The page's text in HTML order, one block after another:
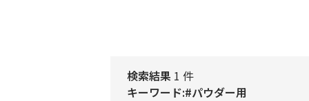
検索結果 1 件
キーワード:#パウダー用